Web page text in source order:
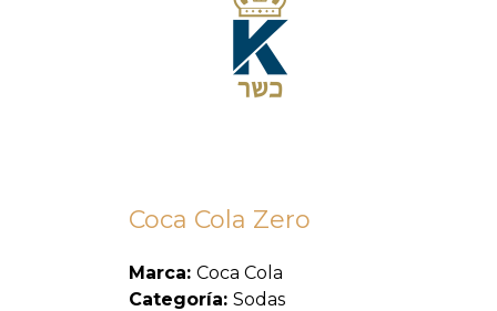
Coca Cola Zero
Marca: Coca Cola
Categoría: Sodas